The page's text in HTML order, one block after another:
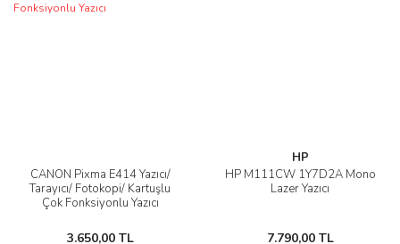
CANON Pixma E414 Yazıcı/
Tarayıcı/ Fotokopi/ Kartuşlu
Çok Fonksiyonlu Yazıcı
3.650,00 TL
HP
HP M111CW 1Y7D2A Mono
Lazer Yazıcı
7.790,00 TL